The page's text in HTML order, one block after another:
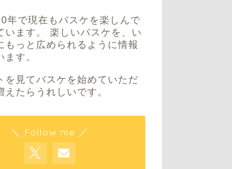
年で現在もバスケを楽しんで
います。 楽しいバスケを、い
もっと広められるように情報
ます。
を見てバスケを始めていただ
えたらうれしいです。
＼ Follow me ／